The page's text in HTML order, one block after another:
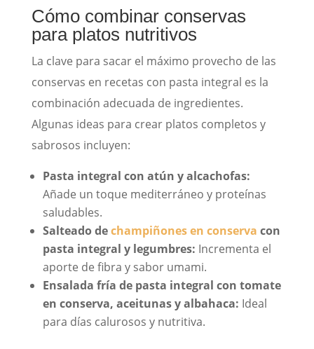
Cómo combinar conservas
para platos nutritivos
La clave para sacar el máximo provecho de las
conservas en recetas con pasta integral es la
combinación adecuada de ingredientes.
Algunas ideas para crear platos completos y
sabrosos incluyen:
Pasta integral con atún y alcachofas:
Añade un toque mediterráneo y proteínas
saludables.
Salteado dechampiñones en conserva con
pasta integral y legumbres: Incrementa el
aporte de fibra y sabor umami.
Ensalada fría de pasta integral con tomate
en conserva, aceitunas y albahaca: Ideal
para días calurosos y nutritiva.